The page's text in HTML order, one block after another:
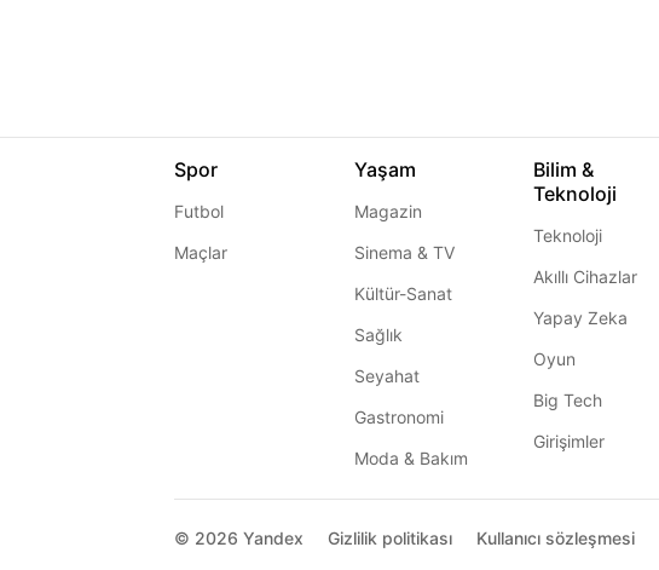
Spor
Futbol
Maçlar
Yaşam
Magazin
Sinema & TV
Kültür-Sanat
Sağlık
Seyahat
Gastronomi
Moda & Bakım
Bilim &
Teknoloji
Teknoloji
Akıllı Cihazlar
Yapay Zeka
Oyun
Big Tech
Girişimler
© 2026 Yandex Gizlilik politikası Kullanıcı sözleşmesi